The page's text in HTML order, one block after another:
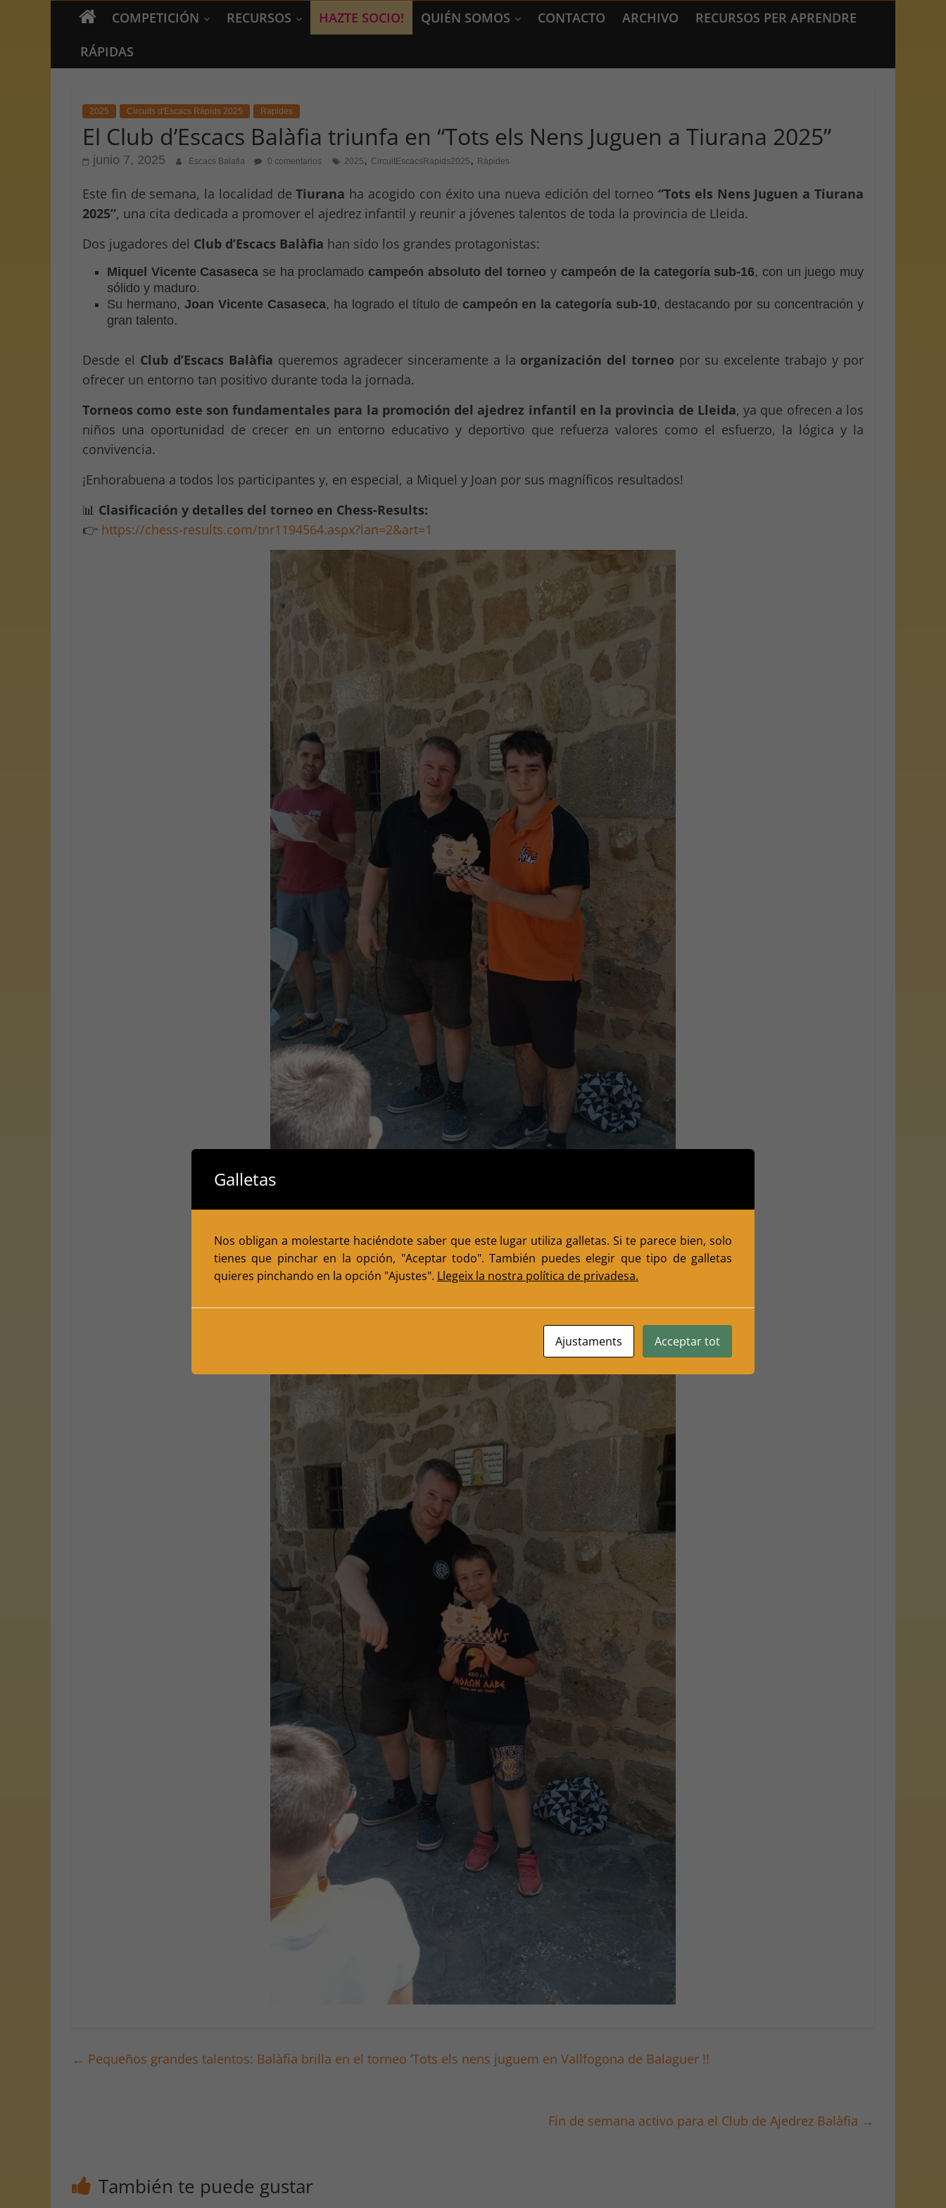
COMPETICIÓN RECURSOS HAZTE SOCIO! QUIÉN SOMOS CONTACTO ARCHIVO
RECURSOS PER APRENDRE
RÁPIDAS
2025 Circuits d'Escacs Ràpids 2025 Rapides
El Club d’Escacs Balàfia triunfa en “Tots els Nens Juguen a Tiurana 2025”
junio 7, 2025 Escacs Balafia 0 comentarios 2025, CircuitEscacsRapids2025, Ràpides
Este fin de semana, la localidad deTiurana ha acogido con éxito una nueva edición del torneo“Tots els Nens Juguen a Tiurana
2025”, una cita dedicada a promover el ajedrez infantil y reunir a jóvenes talentos de toda la provincia de Lleida.
Dos jugadores del Club d’Escacs Balàfia han sido los grandes protagonistas:
Miquel Vicente Casaseca se ha proclamado campeón absoluto del torneo y campeón de la categoría sub-16, con un juego muy
sólido y maduro.
Su hermano, Joan Vicente Casaseca, ha logrado el título de campeón en la categoría sub-10, destacando por su concentración y
gran talento.
Desde el Club d’Escacs Balàfia queremos agradecer sinceramente a la organización del torneo por su excelente trabajo y por
ofrecer un entorno tan positivo durante toda la jornada.
Torneos como este son fundamentales para la promoción del ajedrez infantil en la provincia de Lleida, ya que ofrecen a los
niños una oportunidad de crecer en un entorno educativo y deportivo que refuerza valores como el esfuerzo, la lógica y la
convivencia.
¡Enhorabuena a todos los participantes y, en especial, a Miquel y Joan por sus magníficos resultados!
📊 Clasificación y detalles del torneo en Chess-Results:
👉 https://chess-results.com/tnr1194564.aspx?lan=2&art=1
← Pequeños grandes talentos: Balàfia brilla en el torneo ‘Tots els nens juguem en Vallfogona de Balaguer !!
Fin de semana activo para el Club de Ajedrez Balàfia →
También te puede gustar
Galletas
Nos obligan a molestarte haciéndote saber que este lugar utiliza galletas. Si te parece bien, solo
tienes que pinchar en la opción, "Aceptar todo". También puedes elegir que tipo de galletas
quieres pinchando en la opción "Ajustes". Llegeix la nostra política de privadesa.
Ajustaments Acceptar tot